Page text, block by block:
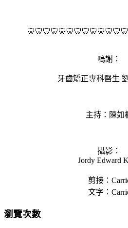
嗚謝：
牙齒矯正專科醫生
主持：陳如
攝影：
Jordy Edward
剪接：
文字：
瀏覽次數